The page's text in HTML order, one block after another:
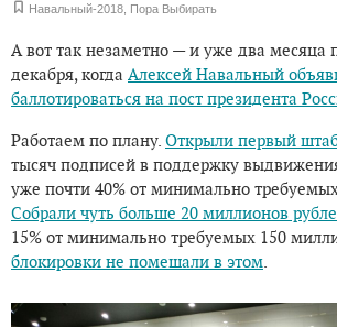
Навальный-2018 Пора Выбирать
А вот так незаметно — и уже два месяца
декабря, когда Алексей Навальный
баллотироваться на пост президента
Работаем по плану. Открыли первый
тысяч подписей в поддержку
уже почти 40% от минимально
Собрали чуть больше 20 миллионов
15% от минимально требуемых 150
блокировки не помешали в этом.